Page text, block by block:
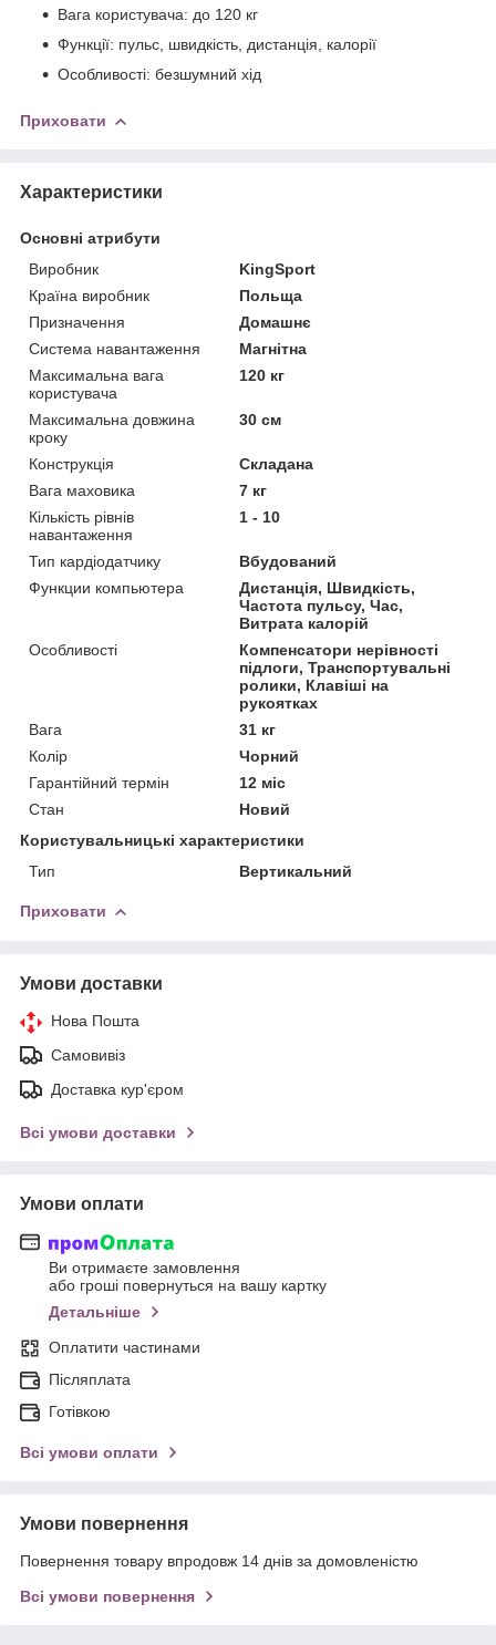
Вага користувача: до 120 кг
Функції: пульс, швидкість, дистанція, калорії
Особливості: безшумний хід
Приховати
Характеристики
Основні атрибути
Виробник
KingSport
Країна виробник
Польща
Призначення
Домашнє
Система навантаження
Магнітна
Максимальна вага
користувача
120 кг
Максимальна довжина
кроку
30 см
Конструкція
Складана
Вага маховика
7 кг
Кількість рівнів
навантаження
1 - 10
Тип кардіодатчику
Вбудований
Функции компьютера
Дистанція, Швидкість,
Частота пульсу, Час,
Витрата калорій
Особливості
Компенсатори нерівності
підлоги, Транспортувальні
ролики, Клавіші на
рукоятках
Вага
31 кг
Колір
Чорний
Гарантійний термін
12 міс
Стан
Новий
Користувальницькі характеристики
Тип
Вертикальний
Приховати
Умови доставки
Нова Пошта
Самовивіз
Доставка кур'єром
Всі умови доставки
Умови оплати
Ви отримаєте замовлення
або гроші повернуться на вашу картку
Детальніше
Оплатити частинами
Післяплата
Готівкою
Всі умови оплати
Умови повернення
Повернення товару впродовж 14 днів за домовленістю
Всі умови повернення